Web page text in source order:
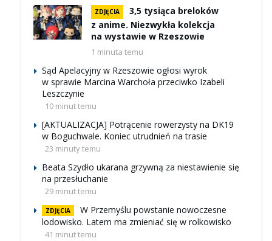
ZDJĘCIA
3,5 tysiąca breloków
z anime. Niezwykła kolekcja
na wystawie w Rzeszowie
1 minuta temu
Sąd Apelacyjny w Rzeszowie ogłosi wyrok
w sprawie Marcina Warchoła przeciwko Izabeli
Leszczynie
10 minut temu
[AKTUALIZACJA] Potrącenie rowerzysty na DK19
w Boguchwale. Koniec utrudnień na trasie
23 minuty temu
Beata Szydło ukarana grzywną za niestawienie się
na przesłuchanie
29 minut temu
ZDJĘCIA
W Przemyślu powstanie nowoczesne
lodowisko. Latem ma zmieniać się w rolkowisko
41 minut temu